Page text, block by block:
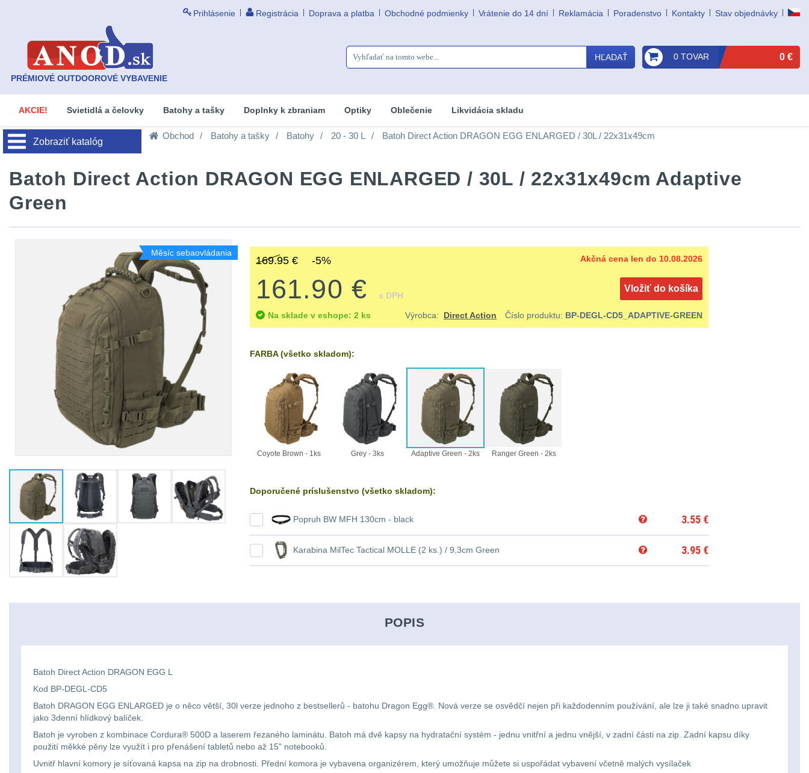
Prihlásenie Registrácia Doprava a platba Obchodné podmienky Vrátenie do 14 dní Reklamácia Poradenstvo Kontakty Stav objednávky
PRÉMIOVÉ OUTDOOROVÉ VYBAVENIE
HĽADAŤ 0 TOVAR 0 €
AKCIE! Svietidlá a čelovky Batohy a tašky Doplnky k zbraniam Optiky Oblečenie Likvidácia skladu
Zobraziť katalóg
Obchod Batohy a tašky Batohy 20 - 30 L Batoh Direct Action DRAGON EGG ENLARGED / 30L / 22x31x49cm
Batoh Direct Action DRAGON EGG ENLARGED / 30L / 22x31x49cm Adaptive
Green
Měsíc sebaovládania
Akčná cena len do 10.08.2026
169.95 € -5%
161.90 € s DPH
Vložiť do košíka
Na sklade v eshope: 2 ks Výrobca: Direct Action Číslo produktu: BP-DEGL-CD5_ADAPTIVE-GREEN
FARBA (všetko skladom):
Coyote Brown - 1ks Grey - 3ks Adaptive Green - 2ks Ranger Green - 2ks
Doporučené príslušenstvo (všetko skladom):
Popruh BW MFH 130cm - black 3.55 €
Karabina MilTec Tactical MOLLE (2 ks.) / 9,3cm Green 3.95 €
POPIS
Batoh Direct Action DRAGON EGG L
Kod BP-DEGL-CD5
Batoh DRAGON EGG ENLARGED je o něco větší, 30l verze jednoho z bestsellerů - batohu Dragon Egg®. Nová verze se osvědčí nejen při každodenním používání, ale lze ji také snadno upravit
jako 3denní hlídkový balíček.
Batoh je vyroben z kombinace Cordura® 500D a laserem řezaného laminátu. Batoh má dvě kapsy na hydratační systém - jednu vnitřní a jednu vnější, v zadní části na zip. Zadní kapsu díky
použití měkké pěny lze využít i pro přenášení tabletů nebo až 15" notebooků.
Uvnitř hlavní komory je síťovaná kapsa na zip na drobnosti. Přední komora je vybavena organizérem, který umožňuje můžete si uspořádat vybavení včetně malých vysílaček